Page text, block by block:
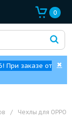
0
При заказе от
✖
/
Чехлы для OPPO